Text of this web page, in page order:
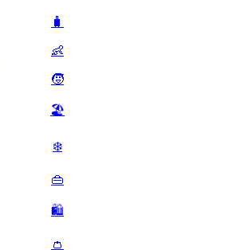
🧳
👶
🧒
🏖️
❄️
👜
🛍️
👛